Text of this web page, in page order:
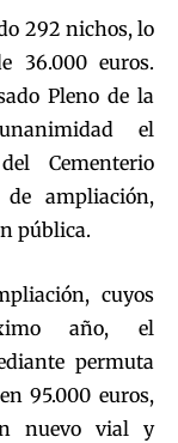
292 nichos, lo
36.000 euros.
Pleno de la
el
Cementerio
ampliación,
pública.
cuyos
año, el
permuta
95.000 euros,
nuevo vial y